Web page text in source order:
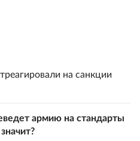
на санкции
армию на стандарты